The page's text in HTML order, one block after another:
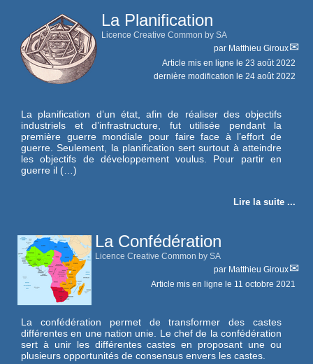
La Planification
Licence Creative Common by SA
par Matthieu Giroux
Article mis en ligne le 23 août 2022
dernière modification le 24 août 2022
La planification d’un état, afin de réaliser des objectifs
industriels et d’infrastructure, fut utilisée pendant la
première guerre mondiale pour faire face à l’effort de
guerre. Seulement, la planification sert surtout à atteindre
les objectifs de développement voulus. Pour partir en
guerre il (…)
Lire la suite ...
La Confédération
Licence Creative Common by SA
par Matthieu Giroux
Article mis en ligne le 11 octobre 2021
La confédération permet de transformer des castes
différentes en une nation unie. Le chef de la confédération
sert à unir les différentes castes en proposant une ou
plusieurs opportunités de consensus envers les castes.